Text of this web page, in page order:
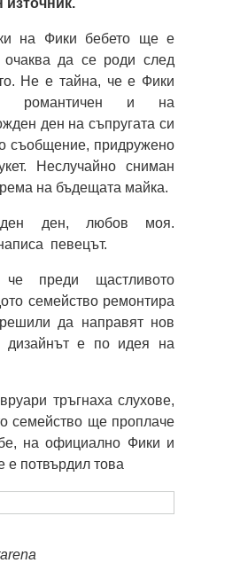
на Фики бебето ще е
да се роди след
Не е тайна, че е Фики
романтичен и на
ден на съпругата си
съобщение, придружено
Неслучайно сниман
на бъдещата майка.
ден, любов моя.
певецът.
преди щастливото
семейство ремонтира
да направят нов
дизайнът е по идея на
тръгнаха слухове,
семейство ще проплаче
на официално Фики и
е потвърдил това